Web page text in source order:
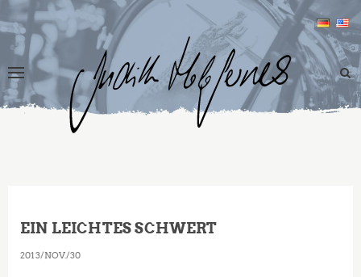
EIN LEICHTES SCHWERT
2013 NOV. 30